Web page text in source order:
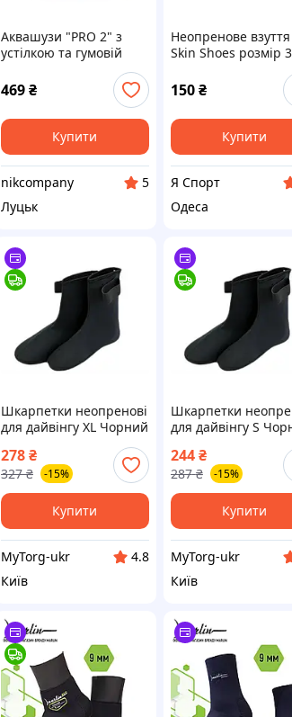
Аквашузи "PRO 2" з
устілкою та гумовій
підошвою, Коралки,
Тапочки для плавання,
взуття для дайвінгу
469₴
Купити
nikcompany
5
Луцьк
Неопренове взуття
Skin Shoes розмір
150₴
Купити
Я Спорт
Одеса
Шкарпетки неопренові
для дайвінгу XL Чорний
278₴
327 ₴ -15%
Купити
MyTorg-ukr
4.8
Київ
Шкарпетки
для дайвінгу S
244₴
287 ₴ -15%
Купити
MyTorg-ukr
Київ